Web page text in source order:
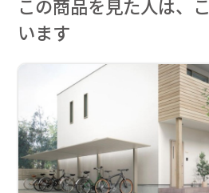
この商品を見た人は、
います